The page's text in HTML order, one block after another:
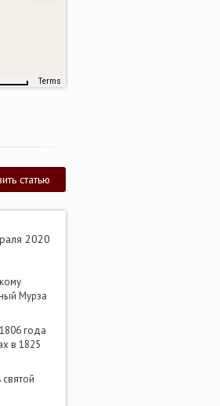
Terms
статью
2020
Мурза
года
в 1825